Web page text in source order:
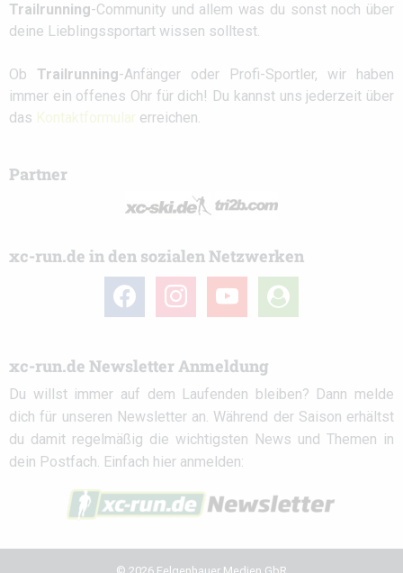
Trailrunning-Community und allem was du sonst noch über
deine Lieblingssportart wissen solltest.
Ob Trailrunning-Anfänger oder Profi-Sportler, wir haben
immer ein offenes Ohr für dich! Du kannst uns jederzeit über
das Kontaktformular erreichen.
Partner
xc-run.de in den sozialen Netzwerken
facebook instagramyoutube
user-
circle
xc-run.de Newsletter Anmeldung
Du willst immer auf dem Laufenden bleiben? Dann melde
dich für unseren Newsletter an. Während der Saison erhältst
du damit regelmäßig die wichtigsten News und Themen in
dein Postfach. Einfach hier anmelden: